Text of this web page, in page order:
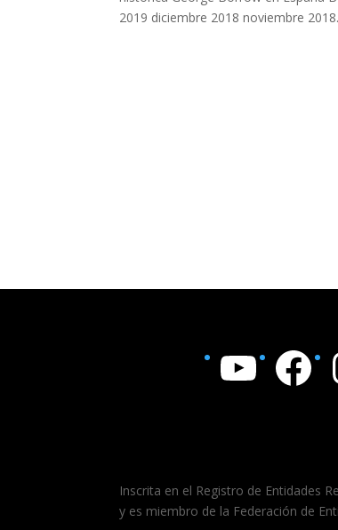
2019 diciembre 2018 noviembre
YouTube Facebook
Inscrita en el Registro de Entidades
y es miembro de la Federación de